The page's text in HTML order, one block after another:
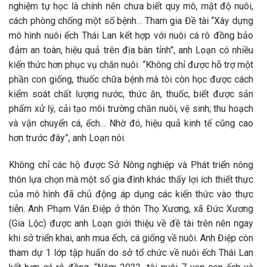
nghiệm tự học là chính nên chưa biết quy mô, mật độ nuôi,
cách phòng chống một số bệnh… Tham gia Đề tài “Xây dựng
mô hình nuôi ếch Thái Lan kết hợp với nuôi cá rô đồng bảo
đảm an toàn, hiệu quả trên địa bàn tỉnh”, anh Loạn có nhiều
kiến thức hơn phục vụ chăn nuôi. “Không chỉ được hỗ trợ một
phần con giống, thuốc chữa bệnh mà tôi còn học được cách
kiểm soát chất lượng nước, thức ăn, thuốc, biết được sản
phẩm xử lý, cải tạo môi trường chăn nuôi, vệ sinh; thu hoạch
và vận chuyển cá, ếch… Nhờ đó, hiệu quả kinh tế cũng cao
hơn trước đây”, anh Loạn nói.
Không chỉ các hộ được Sở Nông nghiệp và Phát triển nông
thôn lựa chọn mà một số gia đình khác thấy lợi ích thiết thực
của mô hình đã chủ động áp dụng các kiến thức vào thực
tiễn. Anh Phạm Văn Điệp ở thôn Thọ Xương, xã Đức Xương
(Gia Lộc) được anh Loạn giới thiệu về đề tài trên nên ngay
khi sở triển khai, anh mua ếch, cá giống về nuôi. Anh Điệp còn
tham dự 1 lớp tập huấn do sở tổ chức về nuôi ếch Thái Lan